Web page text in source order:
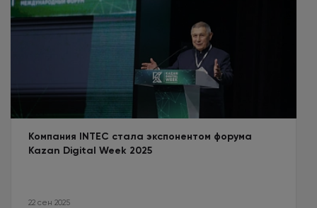
Компания INTEC стала экспонентом форума
Kazan Digital Week 2025
22 сен 2025